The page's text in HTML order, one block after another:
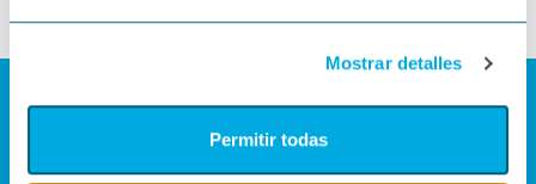
Mostrar detalles
Permitir todas